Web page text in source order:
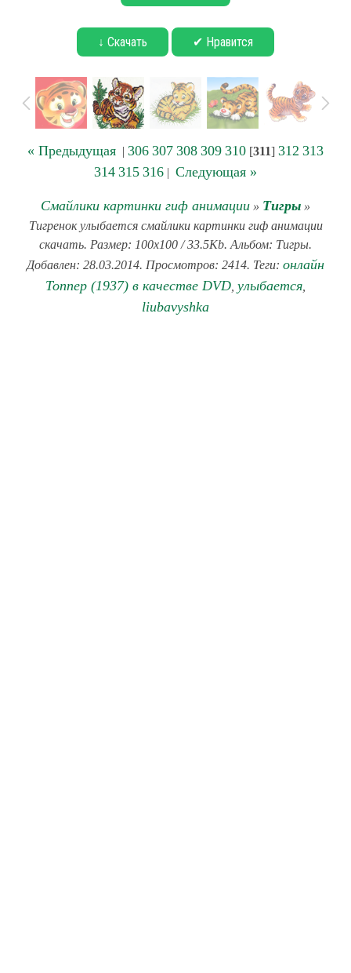
↓ Скачать ✔ Нравится
« Предыдущая | 306 307 308 309 310 [311] 312 313
314 315 316 | Следующая »
Смайлики картинки гиф анимации » Тигры »
Тигренок улыбается смайлики картинки гиф анимации
скачать. Размер: 100x100 / 33.5Kb. Альбом: Тигры.
Добавлен: 28.03.2014. Просмотров: 2414. Теги: онлайн
Топпер (1937) в качестве DVD улыбается
liubavyshka